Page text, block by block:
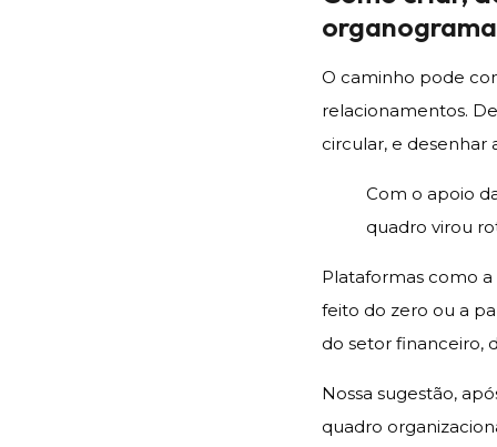
O caminho pode
relacionamentos.
circular, e desenhar
Com o apoio
quadro virou
Plataformas como
feito do zero ou a
do setor financeiro,
Nossa sugestão,
quadro